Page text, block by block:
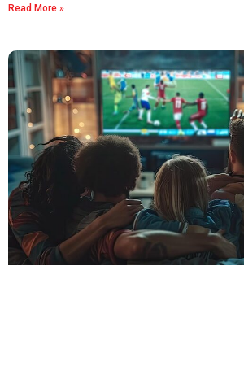
Read More »